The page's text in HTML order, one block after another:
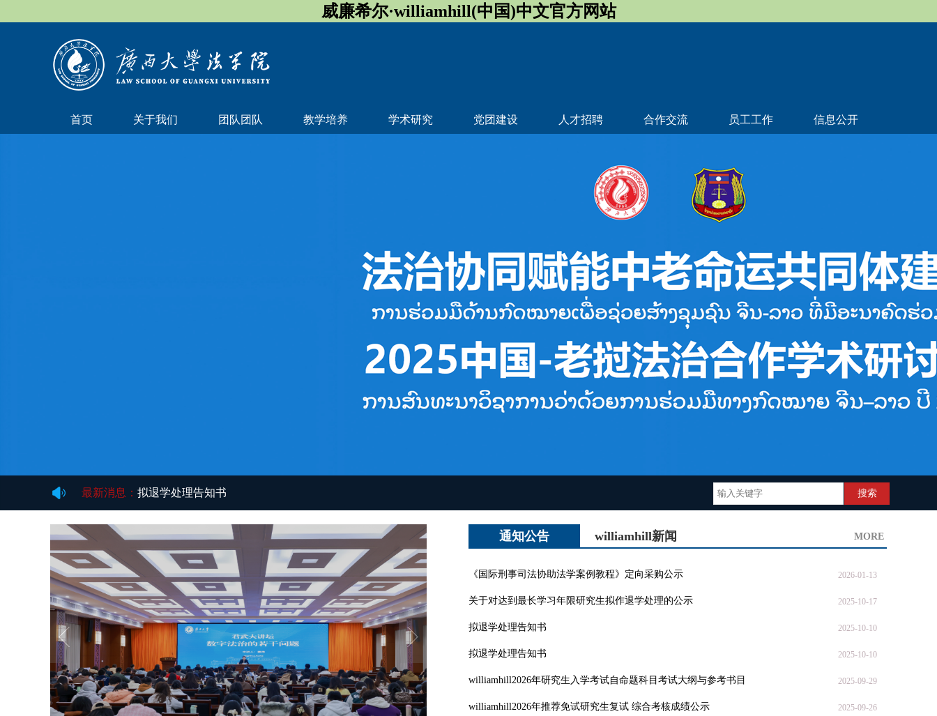
威廉希尔·williamhill(中国)中文官方网站
首页 关于我们 团队团队 教学培养 学术研究 党团建设 人才招聘 合作交流 员工工作 信息公开
最新消息： 拟退学处理告知书
最新消息：《国际刑事司法协助法学案例教程》定向采购公示
最新消息： 关于对达到最长学习年限研究生拟作退学处理的公示
通知公告 williamhill新闻 MORE
《国际刑事司法协助法学案例教程》定向采购公示 2026-01-13
关于对达到最长学习年限研究生拟作退学处理的公示 2025-10-17
拟退学处理告知书 2025-10-10
拟退学处理告知书 2025-10-10
williamhill2026年研究生入学考试自命题科目考试大纲与参考书目 2025-09-29
williamhill2026年推荐免试研究生复试 综合考核成绩公示 2025-09-26